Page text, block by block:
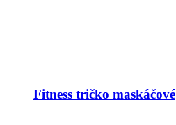
Fitness tričko maskáčové